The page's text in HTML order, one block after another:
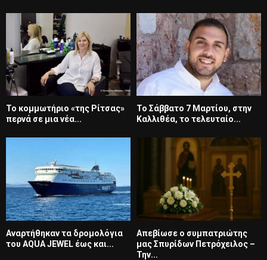
Το κομμωτήριο «της Ρίτσας»
περνά σε μια νέα...
Το Σάββατο 7 Μαρτίου, στην
Καλλιθέα, το τελευταίο...
Αναρτήθηκαν τα δρομολόγια
του AQUA JEWEL έως και...
Απεβίωσε ο συμπατριώτης
μας Σπυρίδων Πετρόχειλος –
Την...